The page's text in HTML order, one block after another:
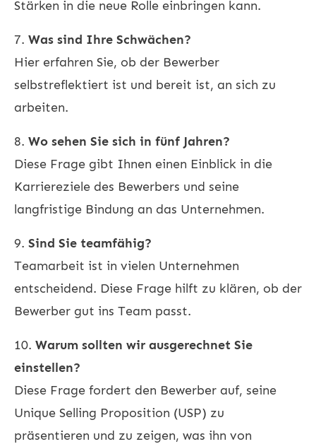
Stärken in die neue Rolle einbringen kann.
7. Was sind Ihre Schwächen?
Hier erfahren Sie, ob der Bewerber
selbstreflektiert ist und bereit ist, an sich zu
arbeiten.
8. Wo sehen Sie sich in fünf Jahren?
Diese Frage gibt Ihnen einen Einblick in die
Karriereziele des Bewerbers und seine
langfristige Bindung an das Unternehmen.
9. Sind Sie teamfähig?
Teamarbeit ist in vielen Unternehmen
entscheidend. Diese Frage hilft zu klären, ob der
Bewerber gut ins Team passt.
10. Warum sollten wir ausgerechnet Sie
einstellen?
Diese Frage fordert den Bewerber auf, seine
Unique Selling Proposition (USP) zu
präsentieren und zu zeigen, was ihn von